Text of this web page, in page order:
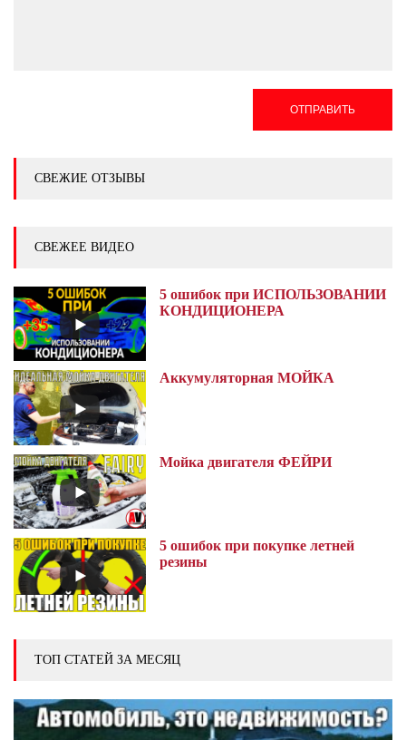
ОТПРАВИТЬ
СВЕЖИЕ ОТЗЫВЫ
СВЕЖЕЕ ВИДЕО
5 ошибок при ИСПОЛЬЗОВАНИИ
КОНДИЦИОНЕРА
Аккумуляторная МОЙКА
Мойка двигателя ФЕЙРИ
5 ошибок при покупке летней
резины
ТОП СТАТЕЙ ЗА МЕСЯЦ